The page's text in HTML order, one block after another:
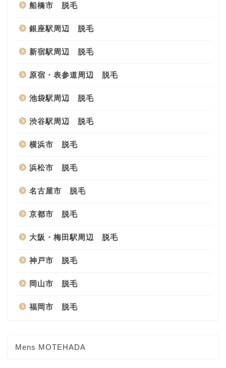
船橋市 脱毛
銀座駅周辺 脱毛
新宿駅周辺 脱毛
原宿・表参道周辺 脱毛
池袋駅周辺 脱毛
渋谷駅周辺 脱毛
横浜市 脱毛
浜松市 脱毛
名古屋市 脱毛
京都市 脱毛
大阪・梅田駅周辺 脱毛
神戸市 脱毛
岡山市 脱毛
福岡市 脱毛
Mens MOTEHADA